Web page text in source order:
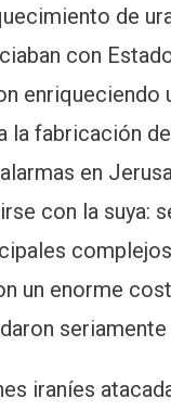
de
con
enriqueciendo
la fabricación
en
con la suya:
un enorme
seriamente
iraníes